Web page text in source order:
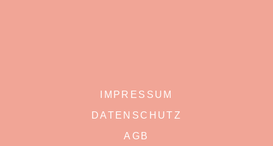
IMPRESSUM
DATENSCHUTZ
AGB